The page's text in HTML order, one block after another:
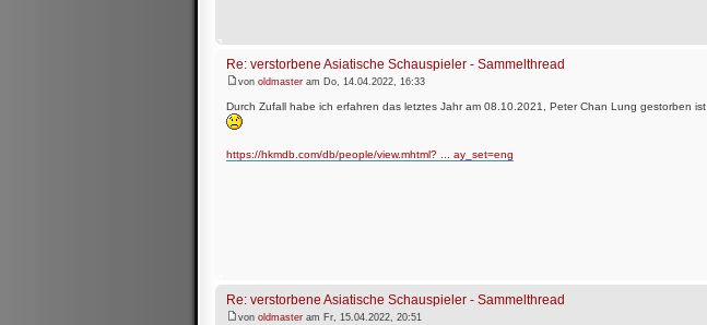
Re: verstorbene Asiatische Schauspieler - Sammelthread
von oldmaster am Do, 14.04.2022, 16:33
Durch Zufall habe ich erfahren das letztes Jahr am 08.10.2021, Peter Chan Lung gestorben ist
https://hkmdb.com/db/people/view.mhtml? ... ay_set=eng
Re: verstorbene Asiatische Schauspieler - Sammelthread
von oldmaster am Fr, 15.04.2022, 20:51